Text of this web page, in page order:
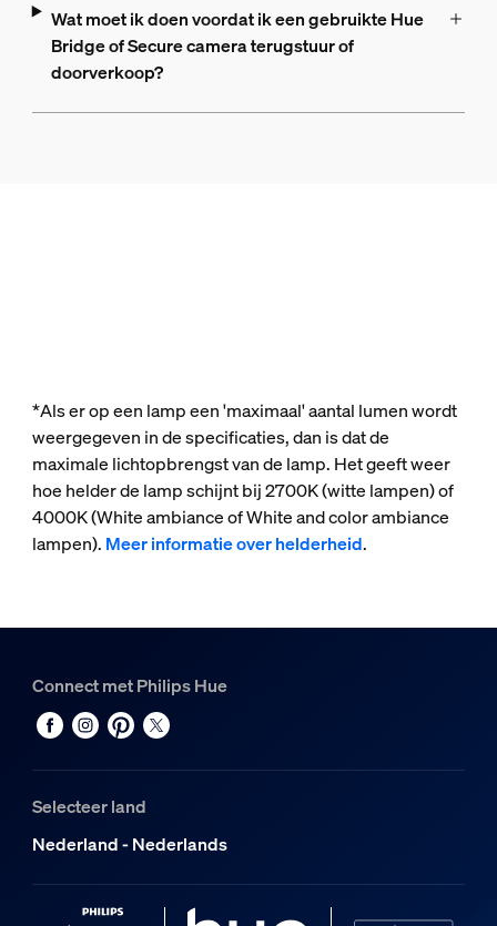
Wat moet ik doen voordat ik een gebruikte Hue
Bridge of Secure camera terugstuur of
doorverkoop?
*Als er op een lamp een 'maximaal' aantal lumen wordt
weergegeven in de specificaties, dan is dat de
maximale lichtopbrengst van de lamp. Het geeft weer
hoe helder de lamp schijnt bij 2700K (witte lampen) of
4000K (White ambiance of White and color ambiance
lampen). Meer informatie over helderheid.
Connect met Philips Hue
Selecteer land
Nederland - Nederlands